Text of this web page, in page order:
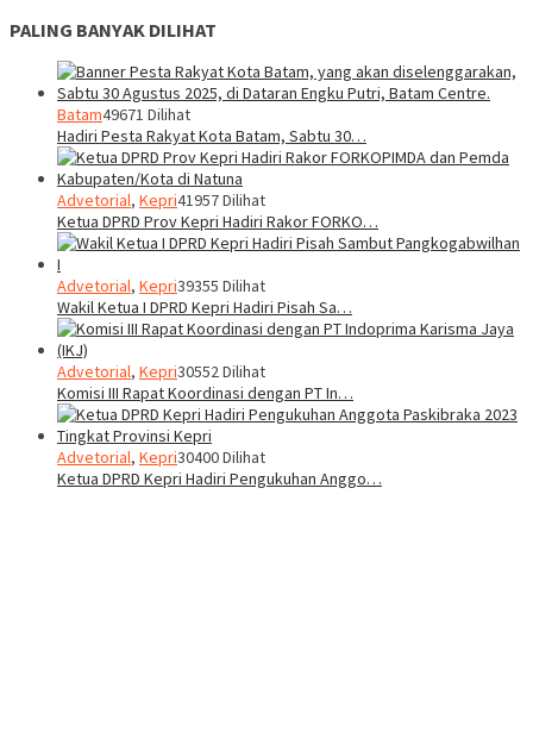
PALING BANYAK DILIHAT
Batam49671 Dilihat
Hadiri Pesta Rakyat Kota Batam, Sabtu 30…
Advetorial, Kepri41957 Dilihat
Ketua DPRD Prov Kepri Hadiri Rakor FORKO…
Advetorial, Kepri39355 Dilihat
Wakil Ketua I DPRD Kepri Hadiri Pisah Sa…
Advetorial, Kepri30552 Dilihat
Komisi III Rapat Koordinasi dengan PT In…
Advetorial, Kepri30400 Dilihat
Ketua DPRD Kepri Hadiri Pengukuhan Anggo…